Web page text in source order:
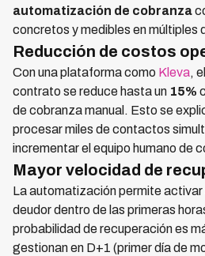
automatización de cobranza
concretos y medibles en múltiples
Reducción de costos
Con una plataforma como Kleva,
contrato se reduce hasta un 15%
de cobranza manual. Esto se
procesar miles de contactos
incrementar el equipo humano de
Mayor velocidad de
La automatización permite activar
deudor dentro de las primeras
probabilidad de recuperación es
gestionan en D+1 (primer día de